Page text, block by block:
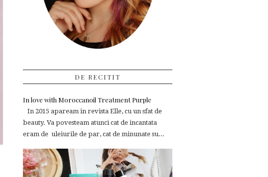
DE RECITIT
In love with Moroccanoil Treatment Purple
In 2015 apaream in revista Elle, cu un sfat de
beauty. Va povesteam atunci cat de incantata
eram de uleiurile de par, cat de minunate su...